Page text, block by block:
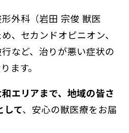
外科（岩田 宗俊 獣医
、セカンドオピニオン、
など、治りが悪い症状の
ます。
エリアまで、地域の皆さ
して、安心の獣医療をお届